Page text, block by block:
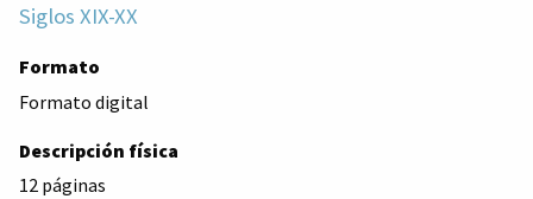
Siglos XIX-XX
Formato
Formato digital
Descripción física
12 páginas